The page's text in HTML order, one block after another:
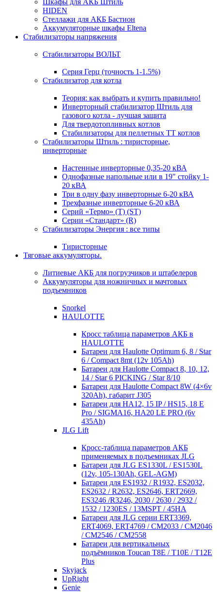
Шкафы для АКБ Штиль
HIDEN
Стеллажи для АКБ Бастион
Аккумуляторные шкафы Eltena
Стабилизаторы напряжения
Стабилизаторы ВОЛЬТ
Серия Герц (точность 1-1.5%)
Стабилизатор для котла
Теория: как выбрать и купить правильно!
Инверторный стабилизатор Штиль для
газового котла - лучшая защита
Для твердотопливных котлов
Стабилизаторы для пеллетных ТТ котлов
Стабилизаторы Штиль : тиристорные,
инверторные
Настенные инверторные 0,35-20 кВА
Однофазные напольные или в 19" стойку 1-
20 кВА
Три в одну фазу инверторные 6-20 кВА
Трехфазные инверторные 6-20 кВА
Серий «Термо» (T) (ST)
Серии «Стандарт» (R)
Стабилизаторы Энергия : все типы
Тиристорные
Тяговые аккумуляторы.
Литиевые АКБ для погрузчиков и штабелеров
Аккумуляторы для ножничных и мачтовых
подъемников
Snorkel
HAULOTTE
Кросc таблица параметров АКБ в
HAULOTTE
Батареи для Haulotte Optimum 6, 8 / Star
6 / Compact 8mt (12v 105Ah)
Батареи для Haulotte Compact 8, 10, 12,
14 / Star 6 PICKING / Star 8/10
Батареи для Haulotte Compact 8W (4×6v
320Ah), габарит J305
Батареи для HA12, 15 IP / HS15, 18 E
Pro / SIGMA16, HA20 LE PRO (6v
435Ah)
JLG Lift
Кросc-таблица параметров АКБ
применяемых в подъемниках JLG
Батареи для JLG ES1330L / ES1530L
(12v, 105-130Ah, GEL-AGM)
Батареи для ES1932 / R1932, ES2032,
ES2632 / R2632, ES2646, ERT2669,
ES3246 /R3246, 2030 / 2630 / 2932 /
1532 / 1230ES / 13MSPT / 45HA
Батареи для JLG серии ERT3369,
ERT4069, ERT4769 / CM2033 / CM2046
/ CM2546 / CM2558
Батареи для вертикальных
подъёмников Toucan T8E / T10E / T12E
Plus
Skyjack
UpRight
Genie